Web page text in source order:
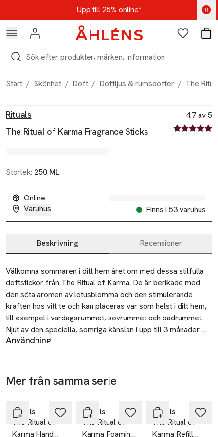
Hoppa till navigationsmenynUpp till 25% online*
Kod: AUG25 - Shoppa nu
Logga in Favoriter
Sök
Start / Skönhet / Doft / Doftljus & rumsdofter / The
Rituals
The Ritual of Karma Fragrance Sticks
4.7 av 5
4.7 av fem
Storlek: 250 ML
Online
Varuhus
Finns i 53 varuhus
Beskrivning Recensioner
Beskrivning
Välkomna sommaren i ditt hem året om med dessa stilfulla
doftstickor från The Ritual of Karma. De är berikade med
den söta aromen av lotusblomma och den stimulerande
kraften hos vitt te och kan placeras var som helst i ditt hem,
till exempel i vardagsrummet, sovrummet och badrummet.
Njut av den speciella, somriga känslan i upp till 3 månader
och förstärk upplevelsen genom att kombinera dem med
Användning
diskret doft utan att du behöver vända på dem. Om du vill ha
en mer intensiv doftupplevelse kan du vända på stickorna då
stämningen i upp till 3 månader och förläng doftupplevelsen
genom att fylla på med en refill när originalflaskan är tom,
eller kombinera doftstickorna med ett doftljus.
Mer från samma serie
Gåva på
Rituals
The Ritual of
Karma Hand
Gåva på
Rituals
The Ritual of
Karma Foaming
Rituals
The Ritual of
Karma Refill